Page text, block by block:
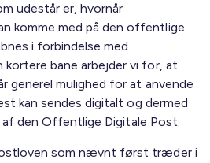
udestår er, hvornår
komme med på den offentlige
i forbindelse med
kortere bane arbejder vi for, at
generel mulighed for at anvende
kan sendes digitalt og dermed
af den Offentlige Digitale Post.
som nævnt først træder i